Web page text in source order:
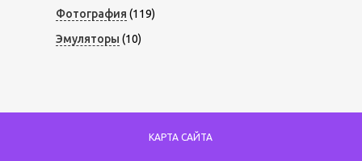
Фотография (119)
Эмуляторы (10)
КАРТА САЙТА